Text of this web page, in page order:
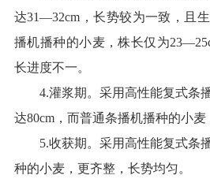
达31—32cm，长势较为一致，且
播机播种的小麦，株长仅为23—25
长进度不一。
4.灌浆期 。 采用高性能复式条
达80cm，而普通条播机播种的小麦
5.收获期。 采用高性能复式条
种的小麦，更齐整，长势均匀。